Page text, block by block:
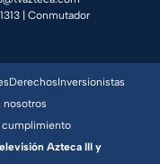
| Conmutador
DerechosInversionistas
nosotros
cumplimiento
Azteca III y